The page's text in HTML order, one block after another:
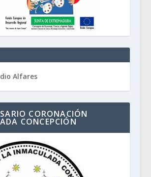
Alfares
CORONACIÓN
CONCEPCIÓN